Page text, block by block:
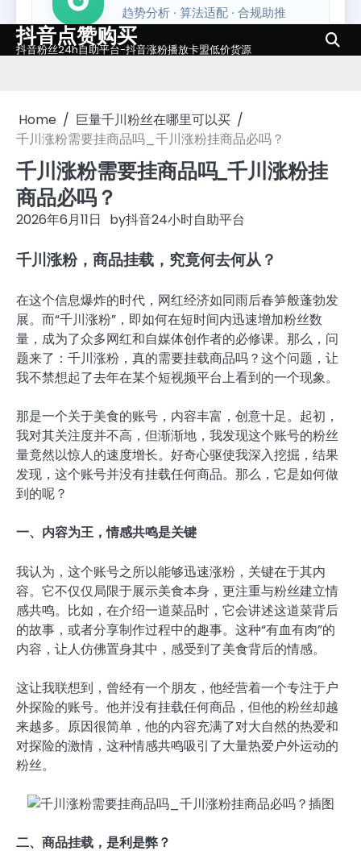
Skip
to
抖音点赞购买
抖音粉丝24h自助平台-抖音涨粉播放卡盟低价货源
Home
巨量千川粉丝在哪里可以买
千川涨粉需要挂商品吗_千川涨粉挂商品必吗？
千川涨粉需要挂商品吗_千川涨粉挂
商品必吗？
2026年6月11日 by抖音24小时自助平台
千川涨粉，商品挂载，究竟何去何从？
在这个信息爆炸的时代，网红经济如同雨后春笋般蓬勃发
展。而“千川涨粉”，即如何在短时间内迅速增加粉丝数
量，成为了众多网红和自媒体创作者的必修课。那么，问
题来了：千川涨粉，真的需要挂载商品吗？这个问题，让
我不禁想起了去年在某个短视频平台上看到的一个现象。
那是一个关于美食的账号，内容丰富，创意十足。起初，
我对其关注度并不高，但渐渐地，我发现这个账号的粉丝
量竟然以惊人的速度增长。好奇心驱使我深入挖掘，结果
发现，这个账号并没有挂载任何商品。那么，它是如何做
到的呢？
一、内容为王，情感共鸣是关键
我认为，这个账号之所以能够迅速涨粉，关键在于其内
容。它不仅仅局限于展示美食本身，更注重与粉丝建立情
感共鸣。比如，在介绍一道菜品时，它会讲述这道菜背后
的故事，或者分享制作过程中的趣事。这种“有血有肉”的
内容，让人仿佛置身其中，感受到了美食背后的情感。
这让我联想到，曾经有一个朋友，他经营着一个专注于户
外探险的账号。他并没有挂载任何商品，但他的粉丝却越
来越多。原因很简单，他的内容充满了对大自然的热爱和
对探险的激情，这种情感共鸣吸引了大量热爱户外运动的
粉丝。
二、商品挂载，是利是弊？